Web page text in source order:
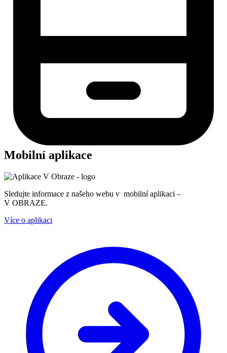
Mobilní aplikace
Sledujte informace z našeho webu v mobilní aplikaci –
V OBRAZE.
Více o aplikaci